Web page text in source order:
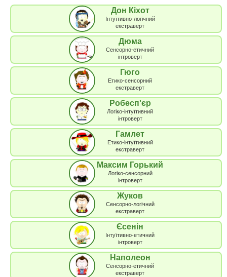
Дон Кіхот
Інтуїтивно-логічний
екстраверт
Дюма
Сенсорно-етичний
інтроверт
Гюго
Етико-сенсорний
екстраверт
Робесп'єр
Логіко-інтуїтивний
інтроверт
Гамлет
Етико-інтуїтивний
екстраверт
Максим Горький
Логіко-сенсорний
інтроверт
Жуков
Сенсорно-логічний
екстраверт
Єсенін
Інтуїтивно-етичний
інтроверт
Наполеон
Сенсорно-етичний
екстраверт